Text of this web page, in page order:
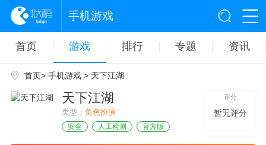
手机游戏
首页 游戏 排行 专题 资讯
首页> 手机游戏> 天下江湖
天下江湖
类型： 角色扮演
安全 人工检测 官方版
评分
暂无评分